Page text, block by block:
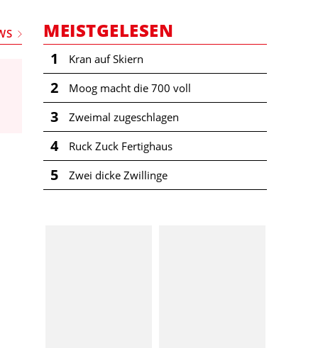
MEISTGELESEN
1 Kran auf Skiern
2 Moog macht die 700 voll
3 Zweimal zugeschlagen
4 Ruck Zuck Fertighaus
5 Zwei dicke Zwillinge